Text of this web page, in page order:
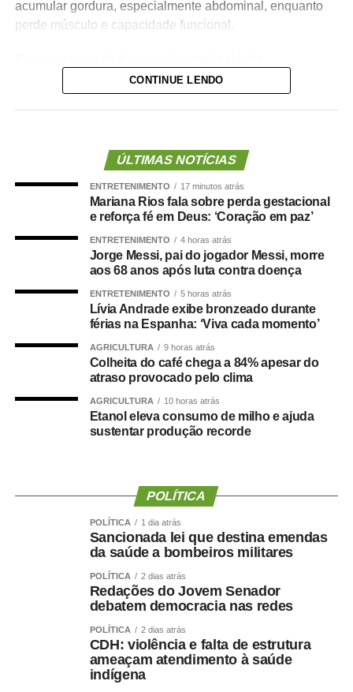
acumular gordura, especialmente abdominal, enquanto
perde músculo e capacidade funcional.
Ela reúne dois problemas importantes: excesso de
muscular. Além de aumentar o risco de fragilidade,
quedas, diabetes e doenças cardiovasculares, novas
evidências mostram que essa condição também pode
estar associada a maior risco de demência.
O que a ciência mostra :
Um grande estudo publicado na revistaClinical
Nutritionavaliou dados de centenas de milhares de
pessoas e analisou a relação entre composição corporal,
força muscular e desenvolvimento de demência.
Os resultados mostraram que tanto a sarcopenia isolada
quanto a obesidade sarcopênica estavam associadas a
, medida por dinamometria.
Quanto menor a força e quanto maior sua redução ao
longo dos anos ,maior foi o risco observado.
Isso reforça uma mudança importante na forma de avaliar
Não basta saber quanto peso uma pessoa
força ela conseguiu preservar.
Emagrecer , nem sempre
CONTINUE LENDO
ÚLTIMAS NOTÍCIAS
ENTRETENIMENTO 17 minutos atrás
Mariana Rios fala sobre perda gestacional
e reforça fé em Deus: ‘Coração em paz’
ENTRETENIMENTO 4 horas atrás
Jorge Messi, pai do jogador Messi, morre
aos 68 anos após luta contra doença
ENTRETENIMENTO 5 horas atrás
Lívia Andrade exibe bronzeado durante
férias na Espanha: ‘Viva cada momento’
AGRICULTURA 9 horas atrás
Colheita do café chega a 84% apesar do
atraso provocado pelo clima
AGRICULTURA 10 horas atrás
Etanol eleva consumo de milho e ajuda
sustentar produção recorde
POLÍTICA
POLÍTICA 1 dia atrás
Sancionada lei que destina emendas
da saúde a bombeiros militares
POLÍTICA 2 dias atrás
Redações do Jovem Senador
debatem democracia nas redes
POLÍTICA 2 dias atrás
CDH: violência e falta de estrutura
ameaçam atendimento à saúde
indígena